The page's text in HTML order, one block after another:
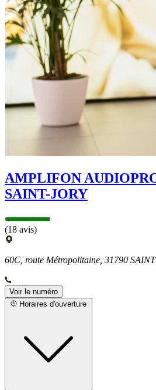
AMPLIFON
SAINT-JORY
(18 avis)
60C, route Métropolitaine, 31790
Voir le numéro
Horaires d'ouverture